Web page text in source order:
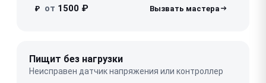
₽ от 1500 ₽
Пищит без нагрузки
Неисправен датчик напряжения или контроллер